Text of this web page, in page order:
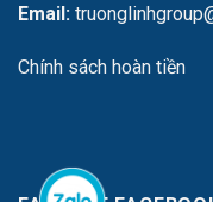
Email:
Chính sách hoàn tiền